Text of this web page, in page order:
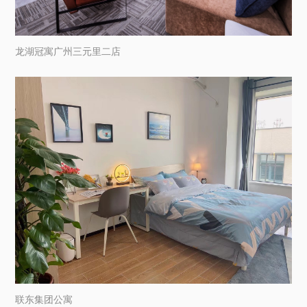
龙湖冠寓广州三元里二店
联东集团公寓